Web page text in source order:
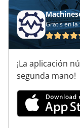
Gratis en la
¡La aplicación
segunda mano!